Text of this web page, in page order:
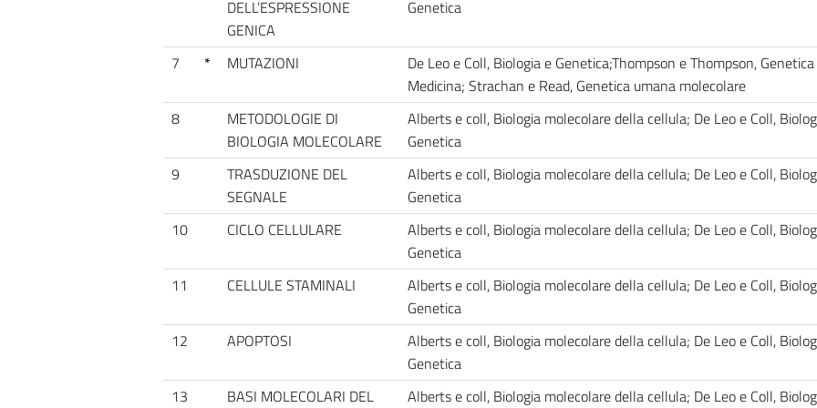
DELL’ESPRESSIONE
GENICA
Genetica
7 * MUTAZIONI
De Leo e Coll, Biologia e Genetica;Thompson e Thompson,
Medicina; Strachan e Read, Genetica umana molecolare
8
METODOLOGIE DI
BIOLOGIA MOLECOLARE
Alberts e coll, Biologia molecolare della cellula; De Leo e Coll,
Genetica
9
TRASDUZIONE DEL
SEGNALE
Alberts e coll, Biologia molecolare della cellula; De Leo e Coll,
Genetica
10
CICLO CELLULARE
Alberts e coll, Biologia molecolare della cellula; De Leo e Coll,
Genetica
11
CELLULE STAMINALI
Alberts e coll, Biologia molecolare della cellula; De Leo e Coll,
Genetica
12
APOPTOSI
Alberts e coll, Biologia molecolare della cellula; De Leo e Coll,
Genetica
13
BASI MOLECOLARI DEL Alberts e coll, Biologia molecolare della cellula; De Leo e Coll,